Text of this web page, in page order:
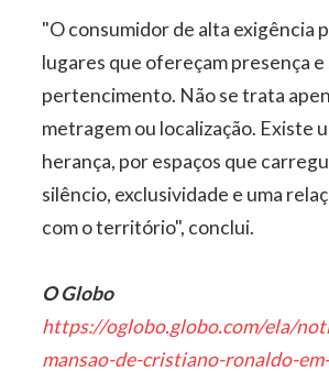
"O consumidor de alta exigência
lugares que ofereçam presença e
pertencimento. Não se trata
metragem ou localização. Existe
herança, por espaços que
silêncio, exclusividade e uma
com o território", conclui.
O Globo
https://oglobo.globo.com/ela/
mansao-de-cristiano-ronaldo-